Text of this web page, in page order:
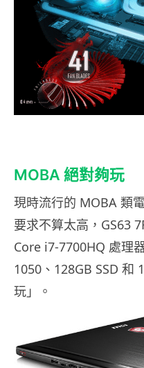
MOBA 絕對夠玩
現時流行的 MOBA 類
要求不算太高，GS63
Core i7-7700HQ 處理
1050、128GB SSD 和
玩」。